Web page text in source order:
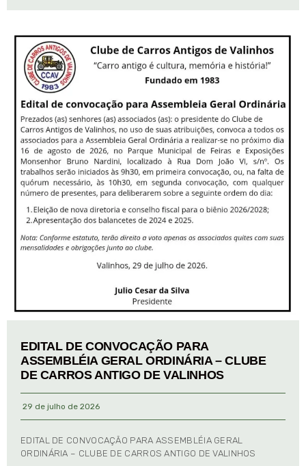
EDITAL DE CONVOCAÇÃO PARA
ASSEMBLÉIA GERAL ORDINÁRIA – CLUBE
DE CARROS ANTIGO DE VALINHOS
29 de julho de 2026
EDITAL DE CONVOCAÇÃO PARA ASSEMBLÉIA GERAL
ORDINÁRIA – CLUBE DE CARROS ANTIGO DE VALINHOS